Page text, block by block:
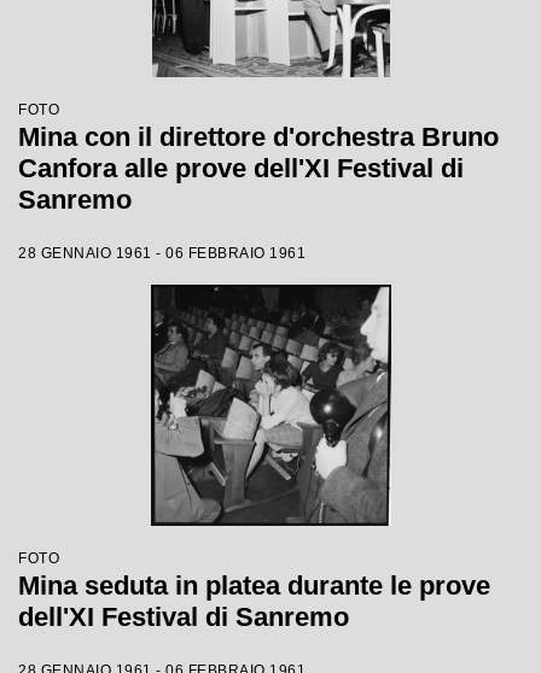
FOTO
Mina con il direttore d'orchestra Bruno
Canfora alle prove dell'XI Festival di
Sanremo
28 GENNAIO 1961 - 06 FEBBRAIO 1961
FOTO
Mina seduta in platea durante le prove
dell'XI Festival di Sanremo